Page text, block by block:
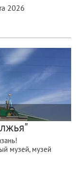
2026
музей, музей